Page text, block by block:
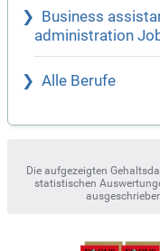
Business
administration
Alle Berufe
Die aufgezeigten
statistischen